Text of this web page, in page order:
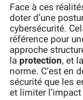
Face à ces
doter d’une
cybersécurité.
référence pour
approche
la protection, et la
norme. C’est en
sécurité que les
et limiter